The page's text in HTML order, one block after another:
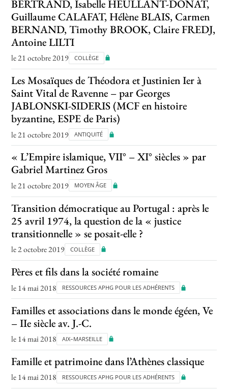
BERTRAND, Isabelle HEULLANT-DONAT,
Guillaume CALAFAT, Hélène BLAIS, Carmen
BERNAND, Timothy BROOK, Claire FREDJ,
Antoine LILTI
le 21 octobre 2019 COLLÈGE
Les Mosaïques de Théodora et Justinien Ier à
Saint Vital de Ravenne – par Georges
JABLONSKI-SIDERIS (MCF en histoire
byzantine, ESPE de Paris)
le 21 octobre 2019 ANTIQUITÉ
« L’Empire islamique, VII° – XI° siècles » par
Gabriel Martinez Gros
le 21 octobre 2019 MOYEN ÂGE
Transition démocratique au Portugal : après le
25 avril 1974, la question de la « justice
transitionnelle » se posait-elle ?
le 2 octobre 2019 COLLÈGE
Pères et fils dans la société romaine
le 14 mai 2018 RESSOURCES APHG POUR LES ADHÉRENTS
Familles et associations dans le monde égéen, Ve
– IIe siècle av. J.-C.
le 14 mai 2018 AIX–MARSEILLE
Famille et patrimoine dans l’Athènes classique
le 14 mai 2018 RESSOURCES APHG POUR LES ADHÉRENTS